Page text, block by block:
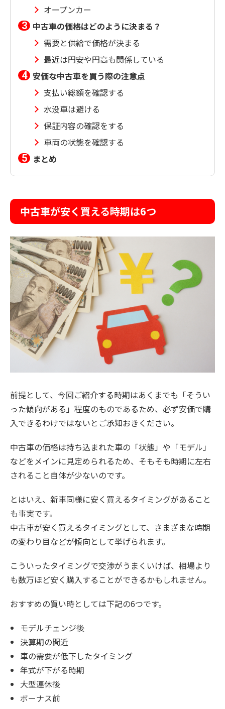
オープンカー
中古車の価格はどのように決まる？
需要と供給で価格が決まる
最近は円安や円高も関係している
安価な中古車を買う際の注意点
支払い総額を確認する
水没車は避ける
保証内容の確認をする
車両の状態を確認する
まとめ
中古車が安く買える時期は6つ
前提として、今回ご紹介する時期はあくまでも「そうい
った傾向がある」程度のものであるため、必ず安価で購
入できるわけではないとご承知おきください。
中古車の価格は持ち込まれた車の「状態」や「モデル」
などをメインに見定められるため、そもそも時期に左右
されること自体が少ないのです。
とはいえ、新車同様に安く買えるタイミングがあること
も事実です。
中古車が安く買えるタイミングとして、さまざまな時期
の変わり目などが傾向として挙げられます。
こういったタイミングで交渉がうまくいけば、相場より
も数万ほど安く購入することができるかもしれません。
おすすめの買い時としては下記の6つです。
モデルチェンジ後
決算期の間近
車の需要が低下したタイミング
年式が下がる時期
大型連休後
ボーナス前